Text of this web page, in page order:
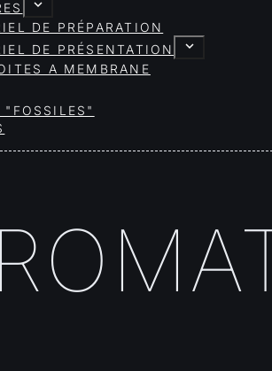
DE PRÉPARATION
DE PRÉSENTATION
A MEMBRANE
"FOSSILES"